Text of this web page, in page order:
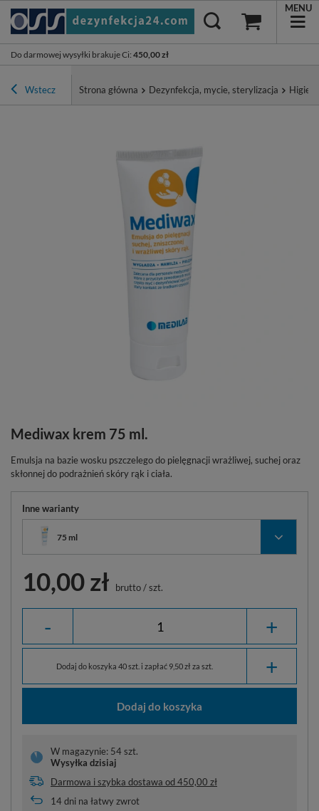
Do darmowej wysyłki brakuje Ci: 450,00 zł
MENU
Wstecz Strona główna Dezynfekcja, mycie, sterylizacja
Mediwax krem 75 ml.
Emulsja na bazie wosku pszczelego do pielęgnacji wrażliwej, suchej oraz
skłonnej do podrażnień skóry rąk i ciała.
Inne warianty
75 ml
10,00 zł brutto/szt.
- +
Dodaj do koszyka 40 szt. i zapłać 9,50 zł za szt. +
Dodaj do koszyka
W magazynie: 54 szt.
Wysyłka dzisiaj
Darmowa i szybka dostawa od450,00 zł
14dni na łatwy zwrot